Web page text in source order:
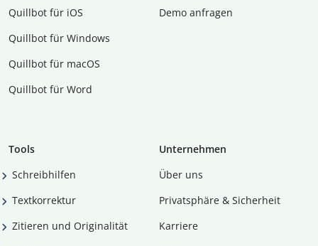
Quillbot für iOS
Quillbot für Windows
Quillbot für macOS
Quillbot für Word
Demo anfragen
Tools
Schreibhilfen
Textkorrektur
Zitieren und Originalität
Unternehmen
Über uns
Privatsphäre & Sicherheit
Karriere